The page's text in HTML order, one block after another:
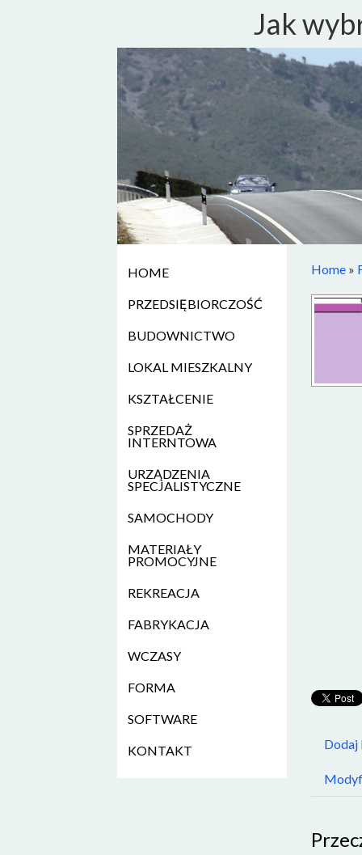
Jak
HOME
PRZEDSIĘBIORCZOŚĆ
BUDOWNICTWO
LOKAL MIESZKALNY
KSZTAŁCENIE
SPRZEDAŻ
INTERNTOWA
URZĄDZENIA
SPECJALISTYCZNE
SAMOCHODY
MATERIAŁY
PROMOCYJNE
REKREACJA
FABRYKACJA
WCZASY
FORMA
SOFTWARE
KONTAKT
Home »
Dodaj